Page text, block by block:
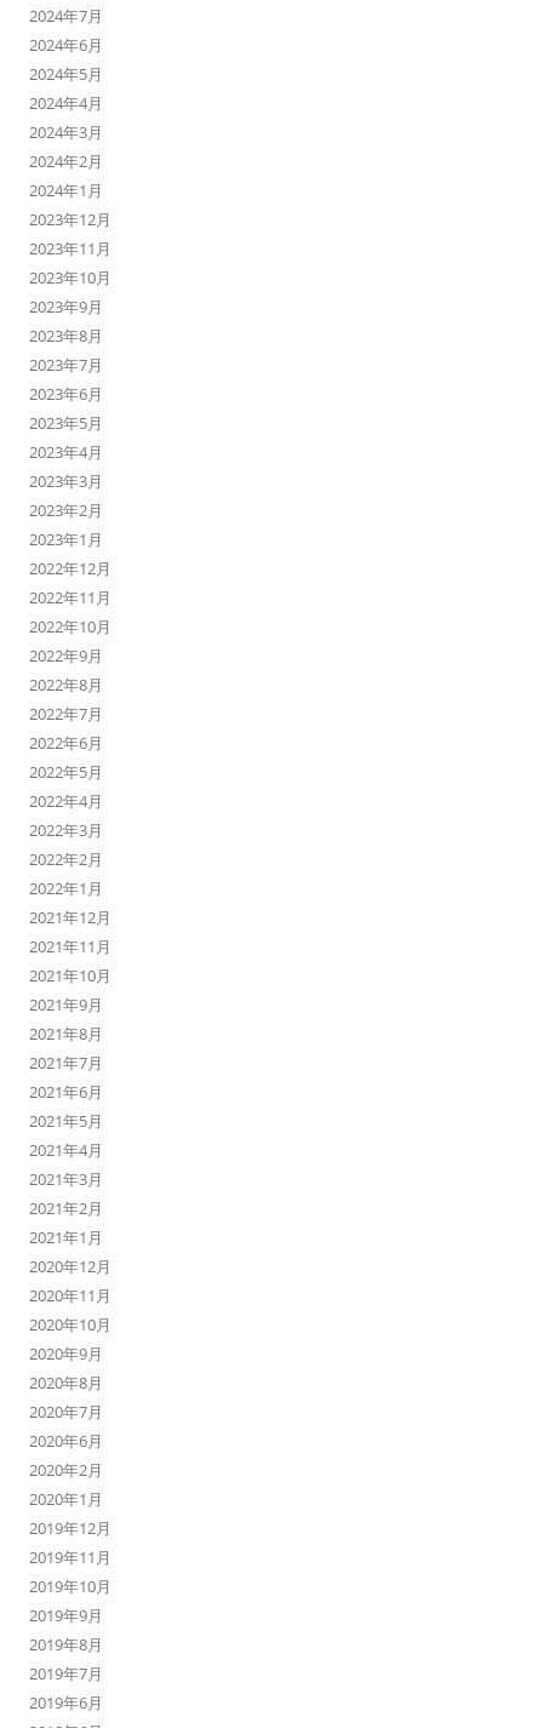
2024年7月
2024年6月
2024年5月
2024年4月
2024年3月
2024年2月
2024年1月
2023年12月
2023年11月
2023年10月
2023年9月
2023年8月
2023年7月
2023年6月
2023年5月
2023年4月
2023年3月
2023年2月
2023年1月
2022年12月
2022年11月
2022年10月
2022年9月
2022年8月
2022年7月
2022年6月
2022年5月
2022年4月
2022年3月
2022年2月
2022年1月
2021年12月
2021年11月
2021年10月
2021年9月
2021年8月
2021年7月
2021年6月
2021年5月
2021年4月
2021年3月
2021年2月
2021年1月
2020年12月
2020年11月
2020年10月
2020年9月
2020年8月
2020年7月
2020年6月
2020年2月
2020年1月
2019年12月
2019年11月
2019年10月
2019年9月
2019年8月
2019年7月
2019年6月